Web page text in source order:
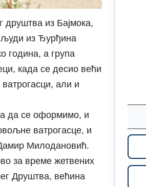
друштва из Бајмока,
људи из Ђурђина
година, а група
када се десио већи
али и
да се оформимо, и
ватрогасце, и
Милодановић.
за време жетвених
Друштва, већина